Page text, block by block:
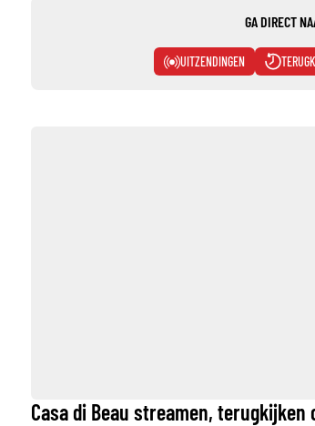
GA DIRECT
UITZENDINGEN
Casa di Beau streamen,